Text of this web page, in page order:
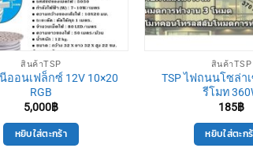
สินค้าTSP
ออนเฟล็กซ์ 12V 10×20
RGB
5,000฿
หยิบใส่ตะกร้า
สินค้าTSP
TSP ไฟถนนโซล่า
รีโมท
185฿
หยิบใส่ตะก